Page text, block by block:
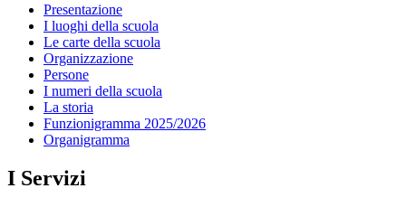
Presentazione
I luoghi della scuola
Le carte della scuola
Organizzazione
Persone
I numeri della scuola
La storia
Funzionigramma 2025/2026
Organigramma
I Servizi